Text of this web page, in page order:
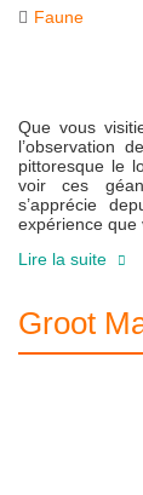
Faune
Que vous
l’observation
pittoresque le
voir ces
s’apprécie
expérience
Lire la suite
Groot